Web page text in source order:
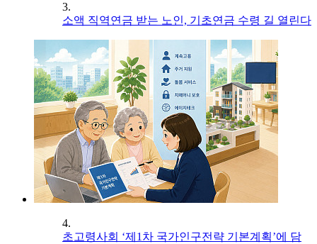
3.
소액 직역연금 받는 노인, 기초연금 수령 길 열린다
4.
초고령사회 ‘제1차 국가인구전략 기본계획’에 담